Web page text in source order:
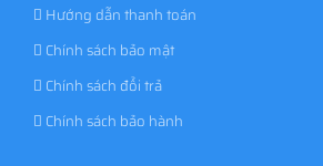
Hướng dẫn thanh toán
Chính sách bảo mật
Chính sách đổi trả
Chính sách bảo hành